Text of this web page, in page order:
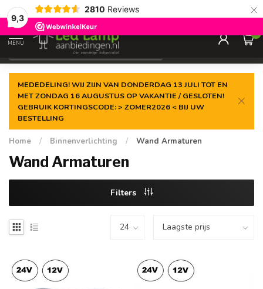
9,3
2810 Reviews ×
Gegarandeerde delaagste prijs
MENU
0
MEDEDELING! WIJ ZIJN VAN DONDERDAG 13 JULI TOT EN
MET ZONDAG 16 AUGUSTUS OP VAKANTIE / GESLOTEN!
GEBRUIK KORTINGSCODE: > ZOMER2026 < BIJ UW
BESTELLING
Home / Binnenverlichting / Wand Armaturen
Wand Armaturen
Filters